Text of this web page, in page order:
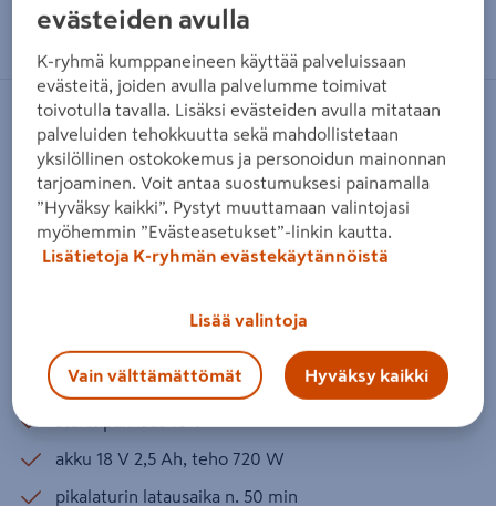
Zoomaa kuvaa sormilla kosketusnäytöllä
Starttipakkaus Einhell Power X-
Change 18V 1x2,5Ah + laturi
EINHELL
Tuotenumero:502537574 EAN-koodi:4006825646962
pikalaturin. Erinomainen aloitussetti, joka sopii
pihakoneisiin.
akku 18 V 2,5 Ah, teho 720 W
pikalaturin latausaika n. 50 min
evästeiden avulla
K-ryhmä kumppaneineen käyttää palveluissaan
evästeitä, joiden avulla palvelumme toimivat
toivotulla tavalla. Lisäksi evästeiden avulla mitataan
palveluiden tehokkuutta sekä mahdollistetaan
yksilöllinen ostokokemus ja personoidun mainonnan
tarjoaminen. Voit antaa suostumuksesi painamalla
”Hyväksy kaikki”. Pystyt muuttamaan valintojasi
myöhemmin ”Evästeasetukset”-linkin kautta.
Lisätietoja K-ryhmän evästekäytännöistä
Lisää valintoja
Vain välttämättömät Hyväksy kaikki